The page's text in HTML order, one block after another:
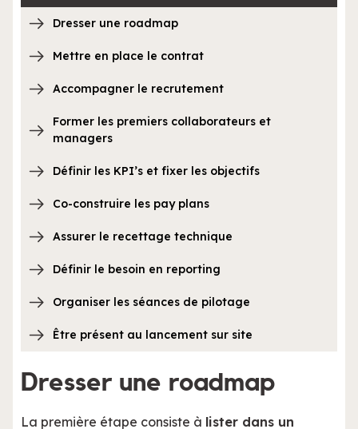
Dresser une roadmap
Mettre en place le contrat
Accompagner le recrutement
Former les premiers collaborateurs et
managers
Définir les KPI’s et fixer les objectifs
Co-construire les pay plans
Assurer le recettage technique
Définir le besoin en reporting
Organiser les séances de pilotage
Être présent au lancement sur site
Dresser une roadmap
La première étape consiste à lister dans un